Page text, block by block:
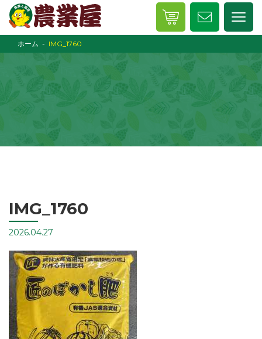
ホーム IMG_1760
IMG_1760
2026.04.27